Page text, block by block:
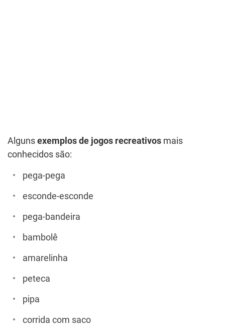
Alguns exemplos de jogos recreativos mais
conhecidos são:
pega-pega
esconde-esconde
pega-bandeira
bambolê
amarelinha
peteca
pipa
corrida com saco